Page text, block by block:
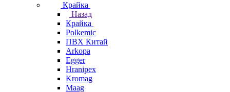
Крайка
Назад
Крайка
Polkemic
ПВХ Китай
Arkopa
Egger
Hranipex
Kromag
Maag